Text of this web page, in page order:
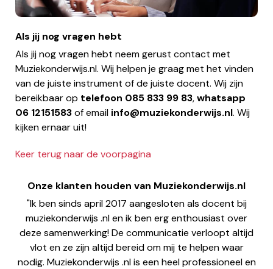
Als jij nog vragen hebt
Als jij nog vragen hebt neem gerust contact met
Muziekonderwijs.nl. Wij helpen je graag met het vinden
van de juiste instrument of de juiste docent. Wij zijn
bereikbaar op telefoon 085 833 99 83,whatsapp
06 12151583of email info@muziekonderwijs.nl. Wij
kijken ernaar uit!
Keer terug naar de voorpagina
Onze klanten houden van Muziekonderwijs.nl
"Ik ben sinds april 2017 aangesloten als docent bij
muziekonderwijs .nl en ik ben erg enthousiast over
deze samenwerking! De communicatie verloopt altijd
vlot en ze zijn altijd bereid om mij te helpen waar
nodig. Muziekonderwijs .nl is een heel professioneel en